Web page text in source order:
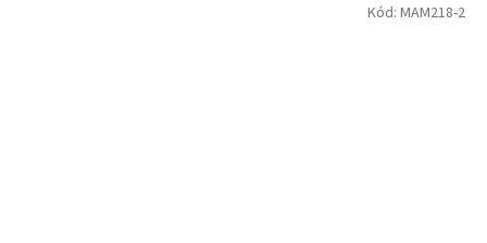
Kód: MAM218-2